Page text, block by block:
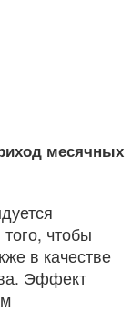
месячных
чтобы
в качестве
Эффект